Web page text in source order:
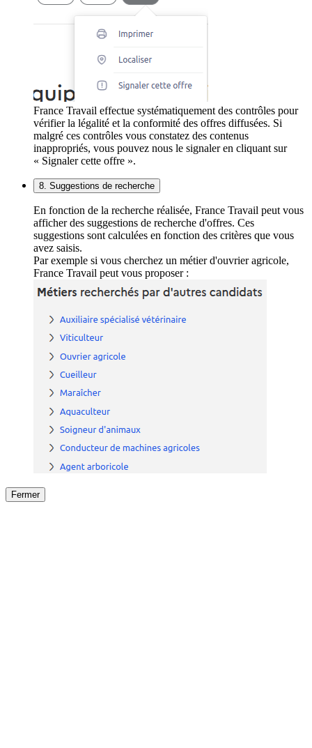
France Travail effectue systématiquement des contrôles pour
vérifier la légalité et la conformité des offres diffusées. Si
malgré ces contrôles vous constatez des contenus
inappropriés, vous pouvez nous le signaler en cliquant sur
« Signaler cette offre ».
8. Suggestions de recherche
En fonction de la recherche réalisée, France Travail peut vous
afficher des suggestions de recherche d'offres. Ces
suggestions sont calculées en fonction des critères que vous
avez saisis.
Par exemple si vous cherchez un métier d'ouvrier agricole,
France Travail peut vous proposer :
Fermer